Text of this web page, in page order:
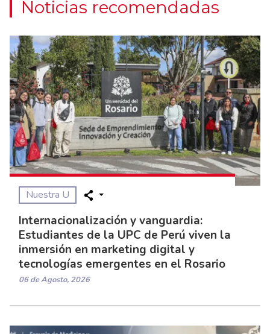
Noticias recomendadas
Nuestra U
Internacionalización y vanguardia:
Estudiantes de la UPC de Perú viven la
inmersión en marketing digital y
tecnologías emergentes en el Rosario
06 de Agosto, 2026